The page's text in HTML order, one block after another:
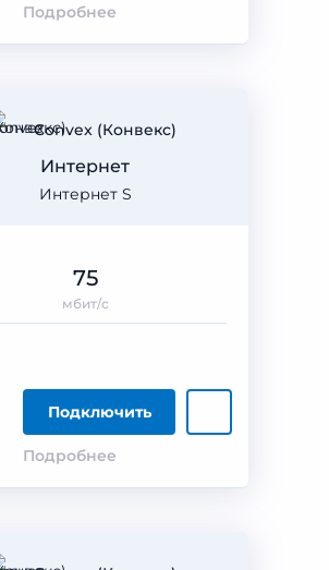
Подробнее
Convex (Конвекс)
Интернет S
Интернет
Подключить
Подробнее
75
мбит/с